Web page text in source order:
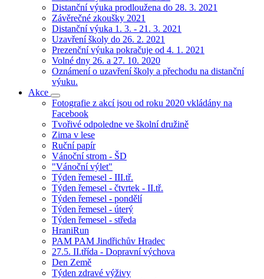
Distanční výuka prodloužena do 28. 3. 2021
Závěrečné zkoušky 2021
Distanční výuka 1. 3. - 21. 3. 2021
Uzavření školy do 26. 2. 2021
Prezenční výuka pokračuje od 4. 1. 2021
Volné dny 26. a 27. 10. 2020
Oznámení o uzavření školy a přechodu na distanční
výuku.
Akce
Fotografie z akcí jsou od roku 2020 vkládány na
Facebook
Tvořivé odpoledne ve školní družině
Zima v lese
Ruční papír
Vánoční strom - ŠD
"Vánoční výlet"
Týden řemesel - III.tř.
Týden řemesel - čtvrtek - II.tř.
Týden řemesel - pondělí
Týden řemesel - úterý
Týden řemesel - středa
HraniRun
PAM PAM Jindřichův Hradec
27.5. II.třída - Dopravní výchova
Den Země
Týden zdravé výživy